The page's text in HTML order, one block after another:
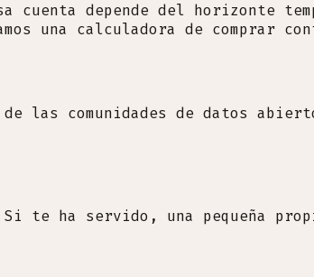
cuenta depende del horizonte
una calculadora de comprar
de las comunidades de datos
ha servido, una pequeña